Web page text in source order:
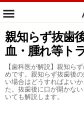
親知らず抜歯
血・腫れ等ト
【歯科医が解説】親知ら
めです。親知らず抜歯後
い場合はどうすればよい
た。抜歯後に口が開かな
いても解説します。